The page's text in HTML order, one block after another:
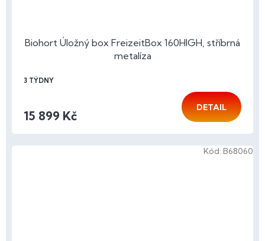
Biohort Úložný box FreizeitBox 160HIGH, stříbrná
metalíza
3 TÝDNY
15 899 Kč
DETAIL
Kód: B68060